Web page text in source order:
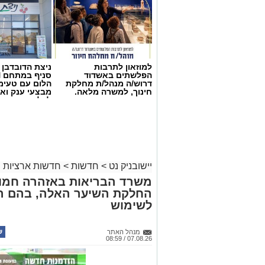
צילום: דוברות איחוד הצלה
נפגעים במצב קל. שניים מהפצועים פונו
בבית החולים אסותא באשדוד, בעוד יתר
בעקבות התאונה נרשמו עומסי תנועה
ולהישמע להנחיות כוחות ההצלה
יש לכם מידע חשוב שטרם נחשף?
בכתבה? נשמח שתשתפו אותנו
למוזאון לתרבות
הפלשתים באשדוד
דרוש/ה מנהל/ת מחלקת
חינוך, למשרה מלאה.
ניצת
הלום עם
מבצעי ענק
לכל המשפחה
יישובניק נט > חדשות > חדשות ארציות
משרד הבריאות באזהרה
החלקת השיער האלה, בהם
לשימוש
מנהל האתר
07.08.26 / 08:59